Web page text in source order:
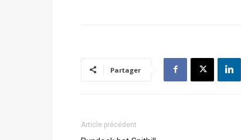
Partager
Article précédent